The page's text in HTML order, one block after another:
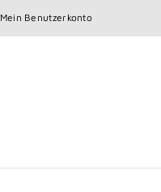
Mein Benutzerkonto